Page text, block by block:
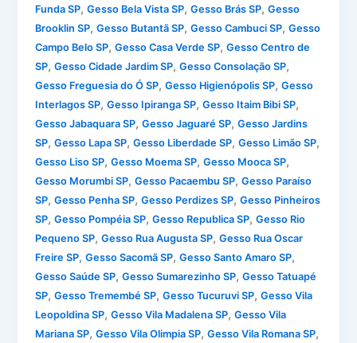
Funda SP,Gesso Bela Vista SP,Gesso Brás SP,Gesso
Brooklin SP,Gesso Butantã SP,Gesso Cambuci SP,Gesso
Campo Belo SP,Gesso Casa Verde SP,Gesso Centro de
SP,Gesso Cidade Jardim SP,Gesso Consolação SP,
Gesso Freguesia do Ó SP,Gesso Higienópolis SP,Gesso
Interlagos SP,Gesso Ipiranga SP,Gesso Itaim Bibi SP,
Gesso Jabaquara SP,Gesso Jaguaré SP,Gesso Jardins
SP,Gesso Lapa SP,Gesso Liberdade SP,Gesso Limão SP,
Gesso Liso SP,Gesso Moema SP,Gesso Mooca SP,
Gesso Morumbi SP,Gesso Pacaembu SP,Gesso Paraíso
SP,Gesso Penha SP,Gesso Perdizes SP,Gesso Pinheiros
SP,Gesso Pompéia SP,Gesso Republica SP,Gesso Rio
Pequeno SP,Gesso Rua Augusta SP,Gesso Rua Oscar
Freire SP,Gesso Sacomã SP,Gesso Santo Amaro SP,
Gesso Saúde SP,Gesso Sumarezinho SP,Gesso Tatuapé
SP,Gesso Tremembé SP,Gesso Tucuruvi SP,Gesso Vila
Leopoldina SP,Gesso Vila Madalena SP,Gesso Vila
Mariana SP,Gesso Vila Olimpia SP,Gesso Vila Romana SP,